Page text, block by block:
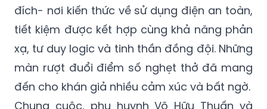
đích- nơi kiến thức về sử dụng điện an toàn,
tiết kiệm được kết hợp cùng khả năng phản
xạ, tư duy logic và tinh thần đồng đội. Những
màn rượt đuổi điểm số nghẹt thở đã mang
đến cho khán giả nhiều cảm xúc và bất ngờ.
Chung cuộc, phụ huynh Võ Hữu Thuấn và